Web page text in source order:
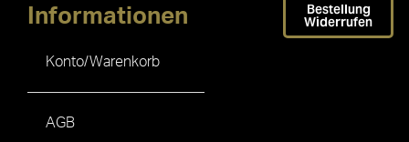
Informationen
Konto/Warenkorb
AGB
Bestellung
Widerrufen